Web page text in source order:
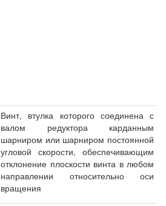
Винт, втулка которого соединена с
валом редуктора карданным
шарниром или шарниром постоянной
угловой скорости, обеспечивающим
отклонение плоскости винта в любом
направлении относительно оси
вращения